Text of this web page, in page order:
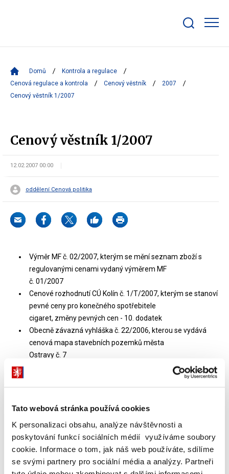
Tato webová stránka používá cookies
K personalizaci obsahu, analýze návštěvnosti a
poskytování funkcí sociálních médií využíváme soubory
cookie. Informace o tom, jak náš web používáte, sdílíme
se svými partnery pro sociální média a analýzy. Partneři
bar
Domů
Kontrola a regulace
Cenová regulace a kontrola
Cenový věstník
2007
Cenový věstník 1/2007
Cenový věstník 1/2007
12.02.2007 00:00
oddělení Cenová politika
Výměr MF č. 02/2007, kterým se mění seznam zboží s
regulovanými cenami vydaný výměrem MF
č. 01/2007
Cenové rozhodnutí CÚ Kolín č. 1/T/2007, kterým se stanoví
pevné ceny pro konečného spotřebitele
cigaret, změny pevných cen - 10. dodatek
Obecně závazná vyhláška č. 22/2006, kterou se vydává
cenová mapa stavebních pozemků města
Ostravy č. 7
Obecně závazná vyhláška č. 7/2006, kterou se vydává 11.
Přehled cenových map stavebních pozemků obcí (CMSP)-
Oprava tiskové chyby